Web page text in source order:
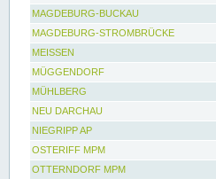
MAGDEBURG-BUCKAU
MAGDEBURG-STROMBRÜCKE
MEISSEN
MÜGGENDORF
MÜHLBERG
NEU DARCHAU
NIEGRIPP AP
OSTERIFF MPM
OTTERNDORF MPM